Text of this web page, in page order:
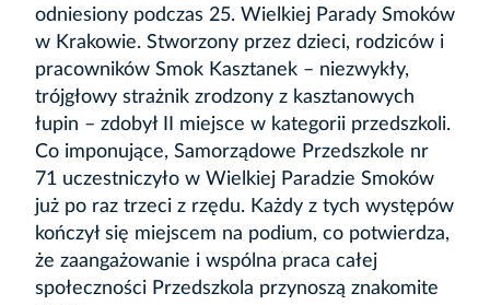
odniesiony podczas 25. Wielkiej Parady Smoków
w Krakowie. Stworzony przez dzieci, rodziców i
pracowników Smok Kasztanek – niezwykły,
trójgłowy strażnik zrodzony z kasztanowych
łupin – zdobył II miejsce w kategorii przedszkoli.
Co imponujące, Samorządowe Przedszkole nr
71 uczestniczyło w Wielkiej Paradzie Smoków
już po raz trzeci z rzędu. Każdy z tych występów
kończył się miejscem na podium, co potwierdza,
że zaangażowanie i wspólna praca całej
społeczności Przedszkola przynoszą znakomite